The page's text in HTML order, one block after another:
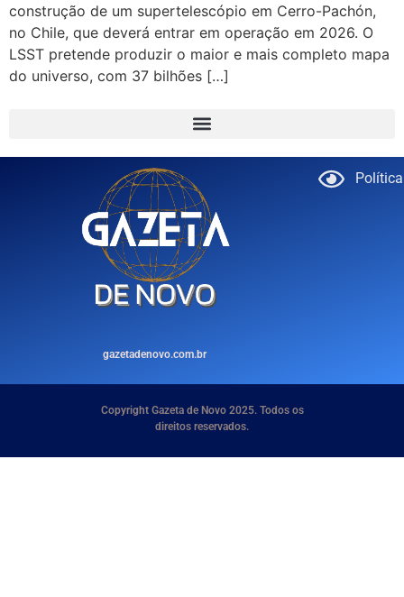
construção de um supertelescópio em Cerro-Pachón,
no Chile, que deverá entrar em operação em 2026. O
LSST pretende produzir o maior e mais completo mapa
do universo, com 37 bilhões […]
gazetadenovo.com.br
Copyright Gazeta de Novo 2025. Todos os
direitos reservados.